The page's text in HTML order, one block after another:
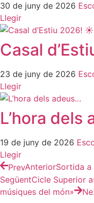
30 de juny de 2026
Llegir
Casal
23 de juny de 2026
Llegir
L’hora dels
19 de juny de 2026
Llegir
PrevAnteriorSortida a
SegüentCicle Superior
músiques del món»